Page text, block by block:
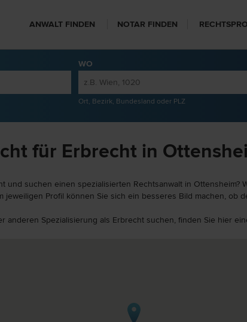
ANWALT FINDEN NOTAR FINDEN
WO
Ort, Bezirk, Bundesland oder PLZ
für Erbrecht in
und suchen einen spezialisierten Rechtsanwalt in Ottensheim?
Profil können Sie sich ein besseres Bild machen, ob
anderen Spezialisierung als Erbrecht suchen, finden Sie hier